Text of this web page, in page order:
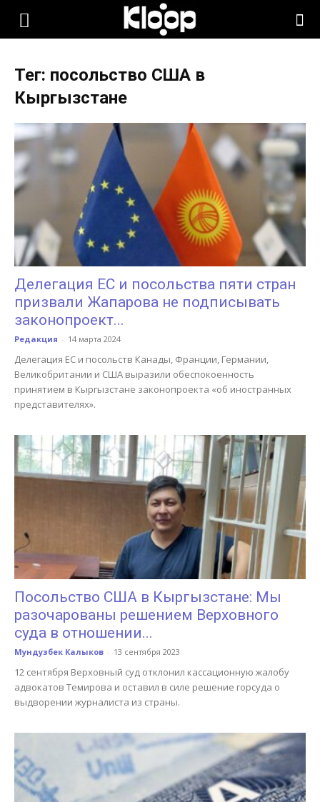
KLOOP.KG
Новости
Кыргызстана
Тег: посольство США в
Кыргызстане
Делегация ЕС и посольства пяти стран
призвали Жапарова не подписывать
законопроект...
Редакция - 14 марта 2024
Делегация ЕС и посольств Канады, Франции, Германии,
Великобритании и США выразили обеспокоенность
принятием в Кыргызстане законопроекта «об иностранных
представителях».
Посольство США в Кыргызстане: Мы
разочарованы решением Верховного
суда в отношении...
Мундузбек Калыков - 13 сентября 2023
12 сентября Верховный суд отклонил кассационную жалобу
адвокатов Темирова и оставил в силе решение горсуда о
выдворении журналиста из страны.